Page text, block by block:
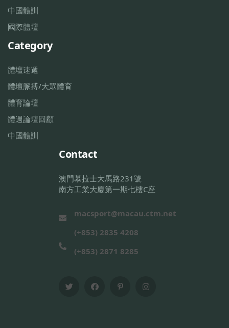
中國體訓
國際體壇
Category
體壇速遞
體壇脈搏/大眾體育
體育論壇
體週論壇回顧
中國體訓
Contact
澳門慕拉士大馬路231號
南方工業大廈第一期七樓C座
macsport@macau.ctm.net
(+853) 2835 4208
(+853) 2871 8285